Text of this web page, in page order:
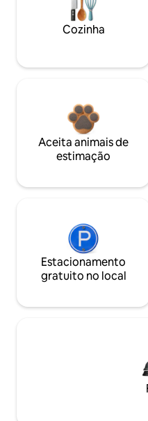
Cozinha
Aceita animais de
estimação
Estacionamento
gratuito no local